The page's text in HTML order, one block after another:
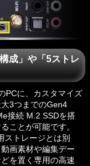
成」や「5ストレ
PCに、カスタマイズ
大3つまでのGen4
接続 M.2 SSDを搭
ことが可能です。
ストレージとは別
画素材や編集デー
どを置く専用の高速